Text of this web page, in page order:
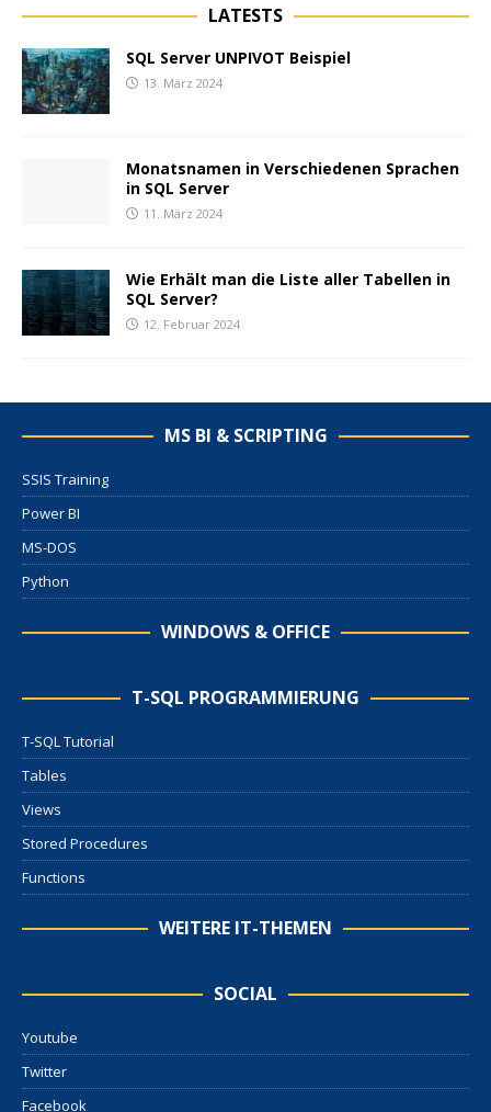
LATESTS
SQL Server UNPIVOT Beispiel
13. März 2024
Monatsnamen in Verschiedenen Sprachen
in SQL Server
11. März 2024
Wie Erhält man die Liste aller Tabellen in
SQL Server?
12. Februar 2024
MS BI & SCRIPTING
SSIS Training
Power BI
MS-DOS
Python
WINDOWS & OFFICE
T-SQL PROGRAMMIERUNG
T-SQL Tutorial
Tables
Views
Stored Procedures
Functions
WEITERE IT-THEMEN
SOCIAL
Youtube
Twitter
Facebook